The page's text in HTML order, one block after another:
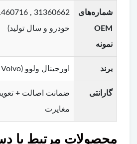
شماره‌های
OEM
نمونه
خودرو و سال تولید)
برند اورجینال ولوو (Original Volvo)
گارانتی
ضمانت اصالت +
مغایرت
محصولات مرتبط با